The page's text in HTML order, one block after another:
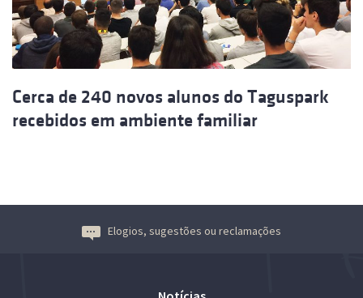
Cerca de 240 novos alunos do Taguspark
recebidos em ambiente familiar
Elogios, sugestões ou reclamações